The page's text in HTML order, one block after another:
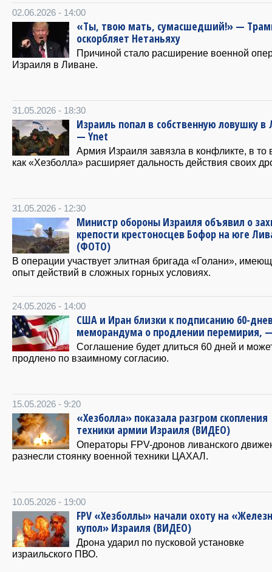
02.06.2026 - 14:00
«Ты, твою мать, сумасшедший!» —
оскорбляет Нетаньяху
Причиной стало расширение военной
Израиля в Ливане.
31.05.2026 - 18:30
Израиль попал в собственную ловушку в
— Ynet
Армия Израиля завязла в конфликте, в то
как «Хезболла» расширяет дальность действия своих
31.05.2026 - 12:30
Министр обороны Израиля объявил о
крепости крестоносцев Бофор на юге
(ФОТО)
В операции участвует элитная бригада «Голани»,
опыт действий в сложных горных условиях.
24.05.2026 - 14:00
США и Иран близки к подписанию 60-
меморандума о продлении перемирия,
Соглашение будет длиться 60 дней и
продлено по взаимному согласию.
15.05.2026 - 9:20
«Хезболла» показала разгром скопления
техники армии Израиля (ВИДЕО)
Операторы FPV-дронов ливанского
разнесли стоянку военной техники ЦАХАЛ.
10.05.2026 - 19:00
FPV «Хезболлы» начали охоту на
купол» Израиля (ВИДЕО)
Дрона ударил по пусковой установке
израильского ПВО.